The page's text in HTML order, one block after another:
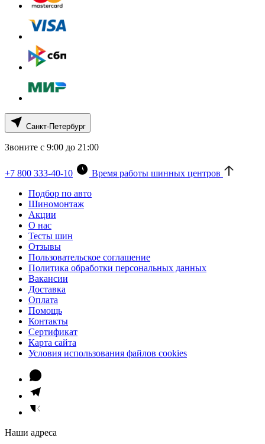
Санкт-Петербург
Звоните с 9:00 до 21:00
+7 800 333-40-10
Время работы шинных центров
Подбор по авто
Шиномонтаж
Акции
О нас
Тесты шин
Отзывы
Пользовательское соглашение
Политика обработки персональных данных
Вакансии
Доставка
Оплата
Помощь
Контакты
Сертификат
Карта сайта
Условия использования файлов cookies
Наши адреса